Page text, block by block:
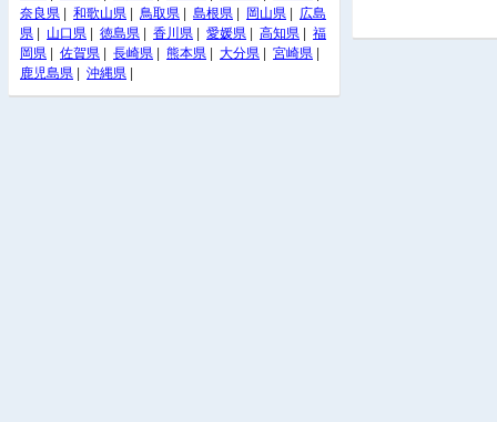
奈良県 | 和歌山県 | 鳥取県 | 島根県 | 岡山県 | 広島
県 | 山口県 | 徳島県 | 香川県 | 愛媛県 | 高知県 | 福
岡県 | 佐賀県 | 長崎県 | 熊本県 | 大分県 | 宮崎県 |
鹿児島県 | 沖縄県 |